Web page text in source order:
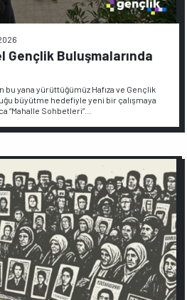
Gençlik Buluşmalarında
bu yana yürüttüğümüz Hafıza ve Gençlik
büyütme hedefiyle yeni bir çalışmaya
“Mahalle Sohbetleri”…